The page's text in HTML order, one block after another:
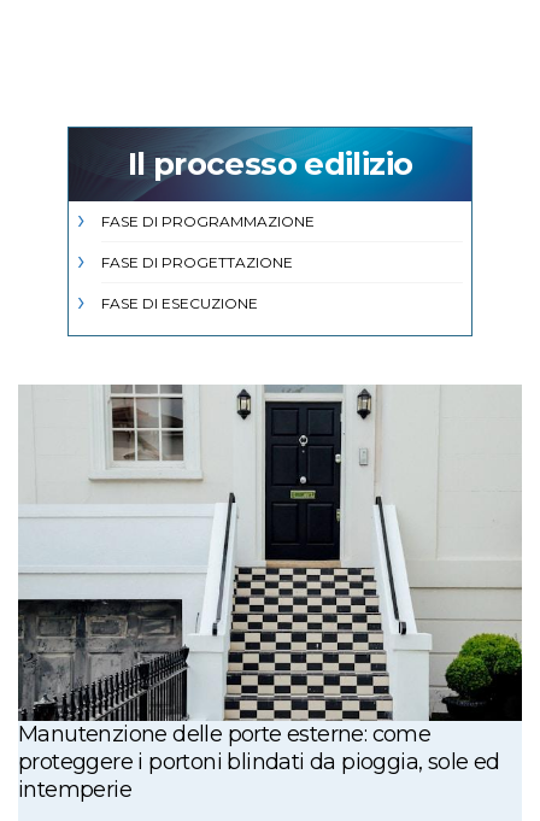
Il processo edilizio
FASE DI PROGRAMMAZIONE
FASE DI PROGETTAZIONE
FASE DI ESECUZIONE
Manutenzione delle porte esterne: come
proteggere i portoni blindati da pioggia, sole ed
intemperie